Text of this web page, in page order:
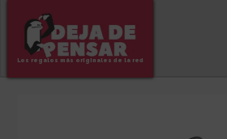
Los regalos más originales de la red